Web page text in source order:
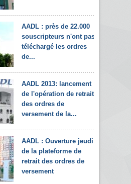
AADL : près de 22.000
souscripteurs n'ont pas
téléchargé les ordres
de...
AADL 2013: lancement
de l'opération de retrait
des ordres de
versement de la...
AADL : Ouverture jeudi
de la plateforme de
retrait des ordres de
versement